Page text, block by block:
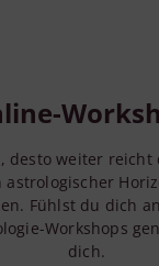
desto weiter reicht
Fühlst du dich
Workshops
dich.